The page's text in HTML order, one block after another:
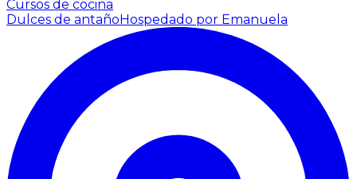
Cursos de cocina
Dulces de antaño Hospedado por Emanuela